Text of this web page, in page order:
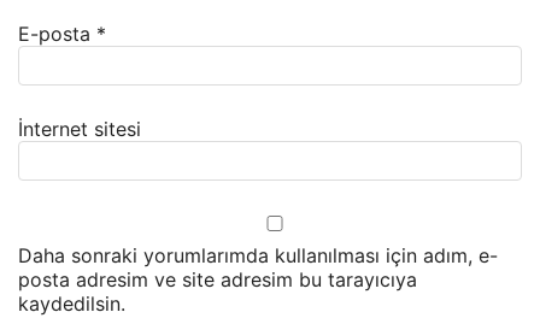
E-posta *
İnternet sitesi
Daha sonraki yorumlarımda kullanılması için adım, e-
posta adresim ve site adresim bu tarayıcıya
kaydedilsin.